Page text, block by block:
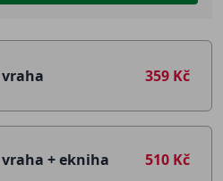
359 Kč
+ ekniha 510 Kč